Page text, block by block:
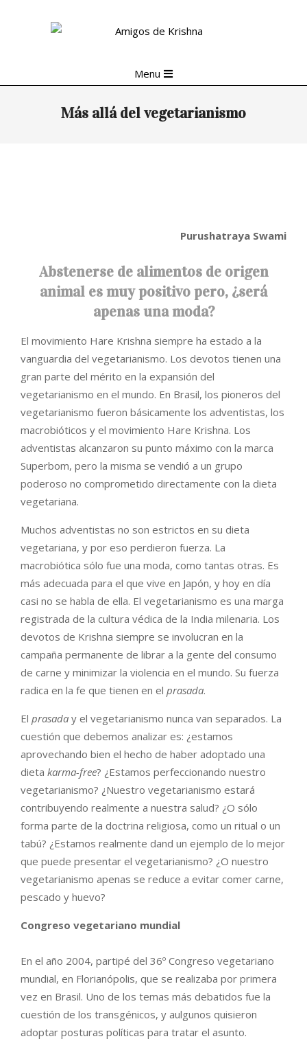
Navigation
Menu
Más allá del vegetarianismo
Purushatraya Swami
Abstenerse de alimentos de origen
animal es muy positivo pero, ¿será
apenas una moda?
El movimiento Hare Krishna siempre ha estado a la
vanguardia del vegetarianismo. Los devotos tienen una
gran parte del mérito en la expansión del
vegetarianismo en el mundo. En Brasil, los pioneros del
vegetarianismo fueron básicamente los adventistas, los
macrobióticos y el movimiento Hare Krishna. Los
adventistas alcanzaron su punto máximo con la marca
Superbom, pero la misma se vendió a un grupo
poderoso no comprometido directamente con la dieta
vegetariana.
Muchos adventistas no son estrictos en su dieta
vegetariana, y por eso perdieron fuerza. La
macrobiótica sólo fue una moda, como tantas otras. Es
más adecuada para el que vive en Japón, y hoy en día
casi no se habla de ella. El vegetarianismo es una marga
registrada de la cultura védica de la India milenaria. Los
devotos de Krishna siempre se involucran en la
campaña permanente de librar a la gente del consumo
de carne y minimizar la violencia en el mundo. Su fuerza
radica en la fe que tienen en el prasada.
El prasada y el vegetarianismo nunca van separados. La
cuestión que debemos analizar es: ¿estamos
aprovechando bien el hecho de haber adoptado una
dieta karma-free? ¿Estamos perfeccionando nuestro
vegetarianismo? ¿Nuestro vegetarianismo estará
contribuyendo realmente a nuestra salud? ¿O sólo
forma parte de la doctrina religiosa, como un ritual o un
tabú? ¿Estamos realmente dand un ejemplo de lo mejor
que puede presentar el vegetarianismo? ¿O nuestro
vegetarianismo apenas se reduce a evitar comer carne,
pescado y huevo?
Congreso vegetariano mundial
En el año 2004, partipé del 36º Congreso vegetariano
mundial, en Florianópolis, que se realizaba por primera
vez en Brasil. Uno de los temas más debatidos fue la
cuestión de los transgénicos, y aulgunos quisieron
adoptar posturas políticas para tratar el asunto.